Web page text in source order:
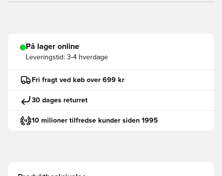
På lager online
Leveringstid: 3-4 hverdage
Fri fragt ved køb over 699 kr
30 dages returret
10 milioner tilfredse kunder siden 1995